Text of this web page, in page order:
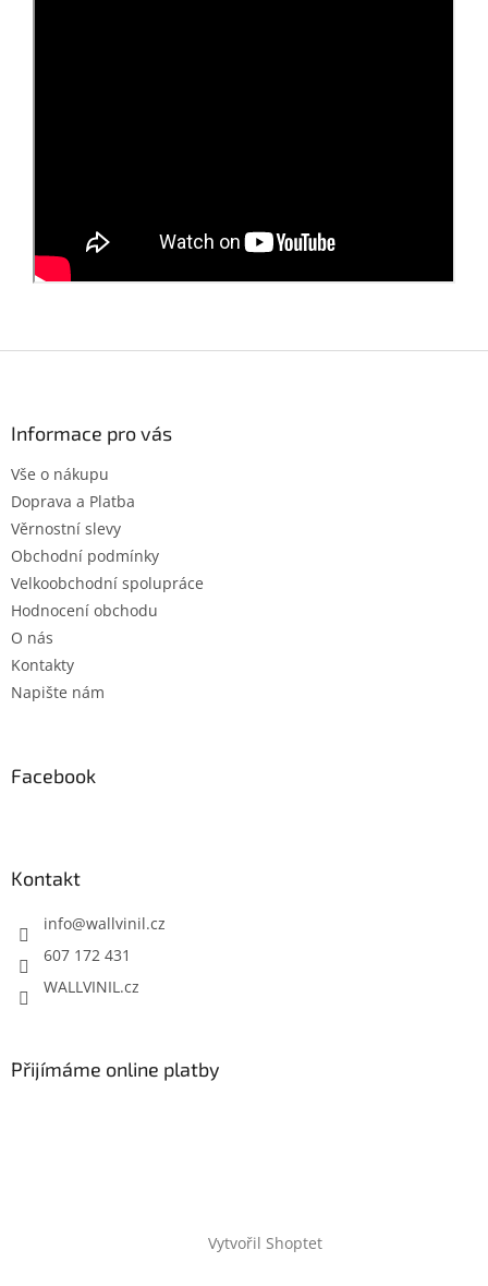
Informace pro vás
Vše o nákupu
Doprava a Platba
Věrnostní slevy
Obchodní podmínky
Velkoobchodní spolupráce
Hodnocení obchodu
O nás
Kontakty
Napište nám
Facebook
Kontakt
info@wallvinil.cz
607 172 431
WALLVINIL.cz
Přijímáme online platby
Vytvořil Shoptet